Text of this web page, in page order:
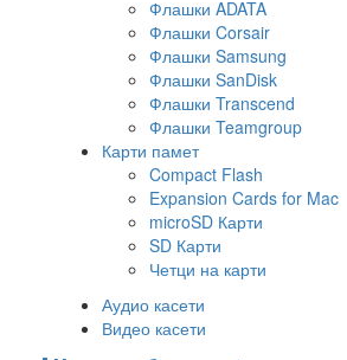
Флашки ADATA
Флашки Corsair
Флашки Samsung
Флашки SanDisk
Флашки Transcend
Флашки Teamgroup
Карти памет
Compact Flash
Expansion Cards for Mac
microSD Карти
SD Карти
Четци на карти
Аудио касети
Видео касети